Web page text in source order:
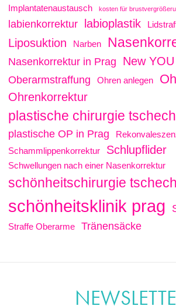
Implantatenaustausch
kosten für
labienkorrektur labioplastik
Liposuktion Narben
Nasenkorrektur in Prag New
Oberarmstraffung Ohren anlegen
Ohrenkorrektur
plastische chirurgie
plastische OP in Prag
Schammlippenkorrektur
Schlupflider
Schwellungen nach einer Nasenkorrektur
schönheitschirurgie
schönheitsklinik prag
Straffe Oberarme Tränensäcke